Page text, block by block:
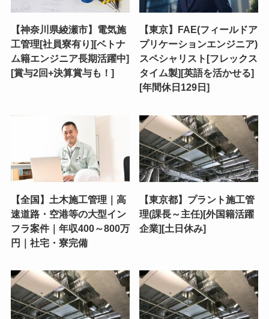
【神奈川県綾瀬市】電気施
工管理[社員寮有り][ベトナ
ム籍エンジニア長期活躍中]
[賞与2回+決算賞与も！]
【東京】FAE(フィールドア
プリケーションエンジニア)
スペシャリスト[フレックス
タイム製][英語を活かせる]
[年間休日129日]
【全国】土木施工管理｜高
速道路・空港等の大型イン
フラ案件｜年収400～800万
円｜社宅・寮完備
【東京都】プラント施工管
理(課長～主任)[外国籍活躍
企業][土日休み]